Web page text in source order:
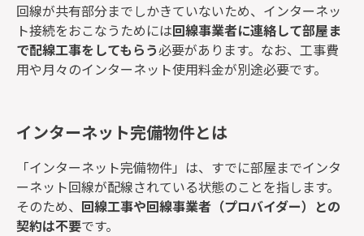
回線が共有部分までしかきていないため、インターネッ
ト接続をおこなうためには回線事業者に連絡して部屋ま
で配線工事をしてもらう必要があります。なお、工事費
用や月々のインターネット使用料金が別途必要です。
インターネット完備物件とは
「インターネット完備物件」は、すでに部屋までインタ
ーネット回線が配線されている状態のことを指します。
そのため、 回線工事や回線事業者（プロバイダー）との
契約は不要です。